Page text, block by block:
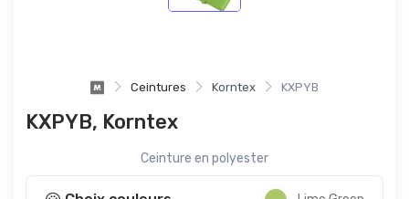
Ceintures Korntex KXPYB
KXPYB, Korntex
Ceinture en polyester